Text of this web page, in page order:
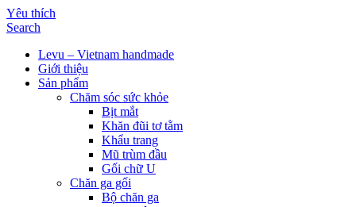
Yêu thích
Search
Levu – Vietnam handmade
Giới thiệu
Sản phẩm
Chăm sóc sức khỏe
Bịt mắt
Khăn đũi tơ tằm
Khẩu trang
Mũ trùm đầu
Gối chữ U
Chăn ga gối
Bộ chăn ga